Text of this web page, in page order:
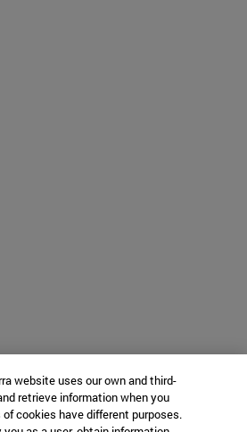
website uses our own and third-
retrieve information when you
cookies have different purposes.